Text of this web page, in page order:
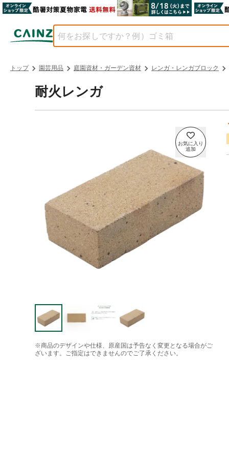
トップ 園芸用品 庭園資材・ガーデン資材 レンガ・レンガブロック
耐火レンガ
※商品のデザインや仕様、原産国は予告なく変更となる場合がご
ざいます。ご指定はできませんのでご了承ください。